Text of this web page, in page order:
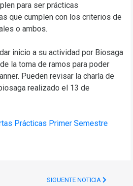
para ser prácticas
que cumplen con los criterios de
o ambos.
inicio a su actividad por Biosaga
la toma de ramos para poder
Pueden revisar la charla de
realizado el 13 de
Prácticas Primer Semestre
SIGUENTE NOTICIA